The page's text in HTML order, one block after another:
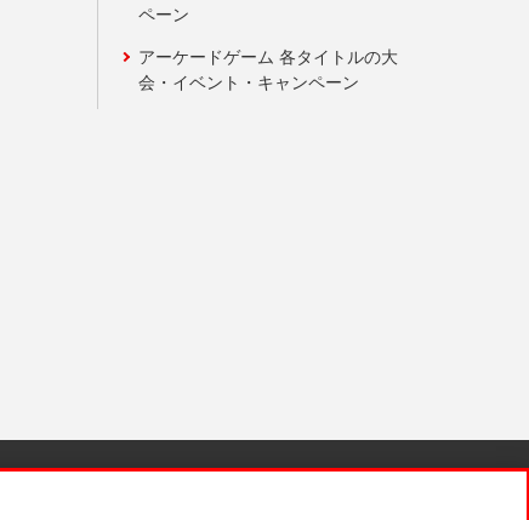
ペーン
アーケードゲーム 各タイトルの大
会・イベント・キャンペーン